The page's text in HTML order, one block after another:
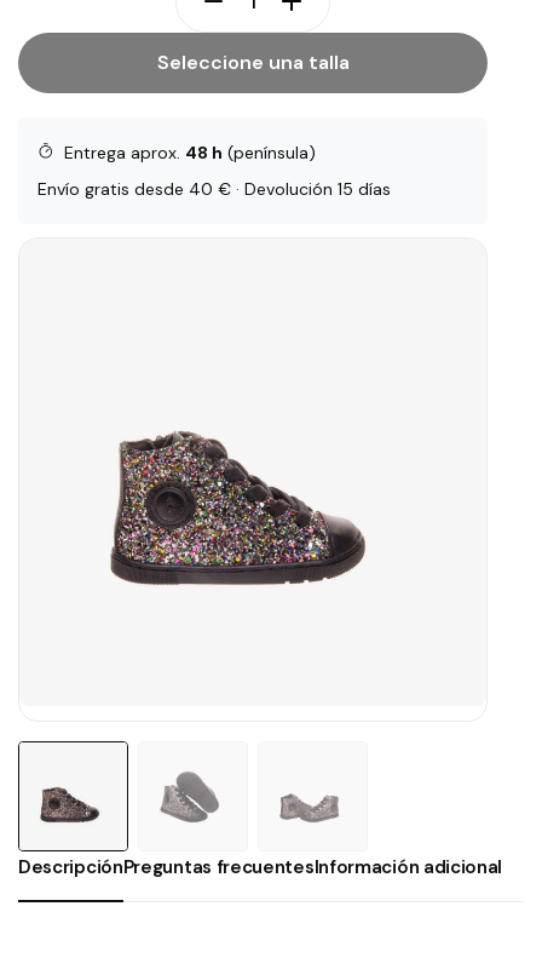
Seleccione una talla
Entrega aprox. 48 h (península)
Envío gratis desde 40 € · Devolución 15 días
DescripciónPreguntas frecuentesInformación adicional